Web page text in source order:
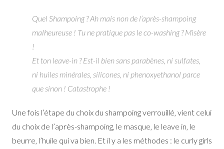
Quel Shampoing ? Ah mais non de l’après-shampoing
malheureuse ! Tu ne pratique pas le co-washing ? Misère
!
Et ton leave-in ? Est-il bien sans parabènes, ni sulfates,
ni huiles minérales, silicones, ni phenoxyethanol parce
que sinon ! Catastrophe !
Une fois l’étape du choix du shampoing verrouillé, vient celui
du choix de l’après-shampoing, le masque, le leave in, le
beurre, l’huile qui va bien. Et il y a les méthodes : le curly girls